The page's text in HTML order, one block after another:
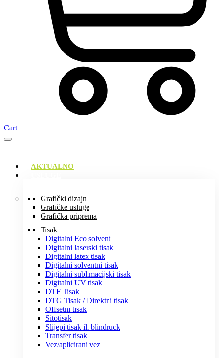
Cart
AKTUALNO
Grafički dizajn
Grafičke usluge
Grafička priprema
Tisak
Digitalni Eco solvent
Digitalni laserski tisak
Digitalni latex tisak
Digitalni solventni tisak
Digitalni sublimacijski tisak
Digitalni UV tisak
DTF Tisak
DTG Tisak / Direktni tisak
Offsetni tisak
Sitotisak
Slijepi tisak ili blindruck
Transfer tisak
Vez/aplicirani vez